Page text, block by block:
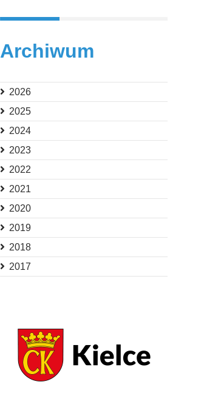
Archiwum
2026
2025
2024
2023
2022
2021
2020
2019
2018
2017